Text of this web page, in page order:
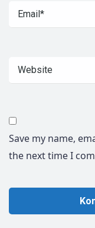
Save my name,
the next time I